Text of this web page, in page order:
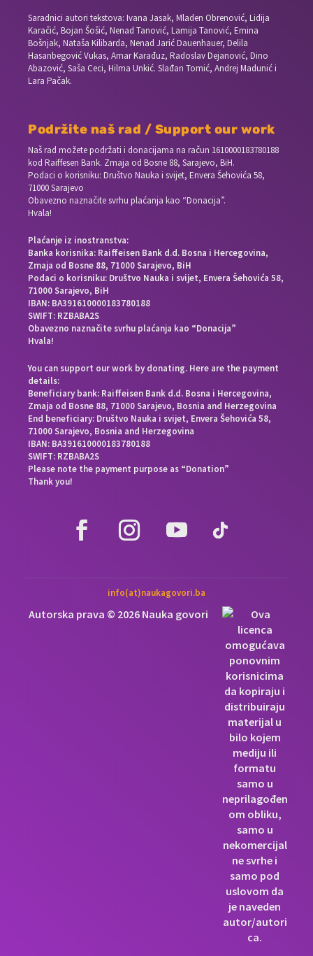
Saradnici autori tekstova: Ivana Jasak, Mladen Obrenović, Lidija
Karačić, Bojan Šošić, Nenad Tanović, Lamija Tanović, Emina
Bošnjak, Nataša Kilibarda, Nenad Jarić Dauenhauer, Delila
Hasanbegović Vukas, Amar Karađuz, Radoslav Dejanović, Dino
Abazović, Saša Ceci, Hilma Unkić. Slađan Tomić, Andrej Madunić i
Lara Pačak.
Podržite naš rad / Support our work
Naš rad možete podržati i donacijama na račun 1610000183780188
kod Raiffesen Bank. Zmaja od Bosne 88, Sarajevo, BiH.
Podaci o korisniku: Društvo Nauka i svijet, Envera Šehovića 58,
71000 Sarajevo
Obavezno naznačite svrhu plaćanja kao “Donacija”.
Hvala!
Plaćanje iz inostranstva:
Banka korisnika: Raiffeisen Bank d.d. Bosna i Hercegovina,
Zmaja od Bosne 88, 71000 Sarajevo, BiH
Podaci o korisniku: Društvo Nauka i svijet, Envera Šehovića 58,
71000 Sarajevo, BiH
IBAN: BA391610000183780188
SWIFT: RZBABA2S
Obavezno naznačite svrhu plaćanja kao “Donacija”
Hvala!
You can support our work by donating. Here are the payment
details:
Beneficiary bank: Raiffeisen Bank d.d. Bosna i Hercegovina,
Zmaja od Bosne 88, 71000 Sarajevo, Bosnia and Herzegovina
End beneficiary: Društvo Nauka i svijet, Envera Šehovića 58,
71000 Sarajevo, Bosnia and Herzegovina
IBAN: BA391610000183780188
SWIFT: RZBABA2S
Please note the payment purpose as “Donation”
Thank you!
info(at)naukagovori.ba
Autorska prava © 2026 Nauka govori